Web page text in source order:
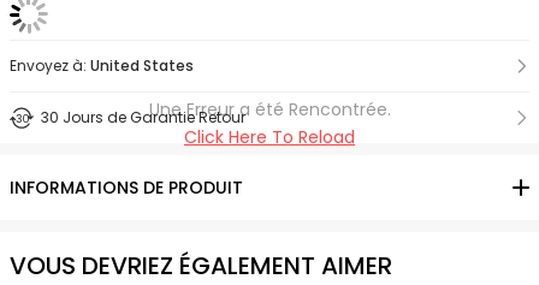
Une Erreur a été Rencontrée.
Click Here To Reload
Envoyez à: United States
30 Jours de Garantie Retour
INFORMATIONS DE PRODUIT
VOUS DEVRIEZ ÉGALEMENT AIMER